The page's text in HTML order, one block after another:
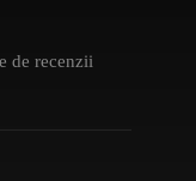
de recenzii